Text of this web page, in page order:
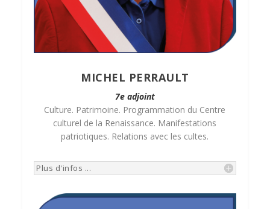
MICHEL PERRAULT
7e adjoint
Culture. Patrimoine. Programmation du Centre
culturel de la Renaissance. Manifestations
patriotiques. Relations avec les cultes.
Plus d'infos ...